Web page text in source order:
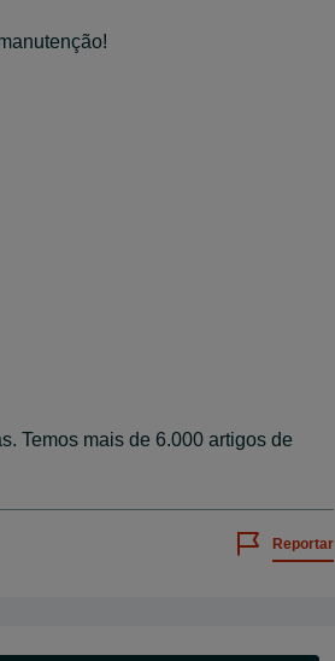
Temos mais de 6.000 artigos de
Reportar